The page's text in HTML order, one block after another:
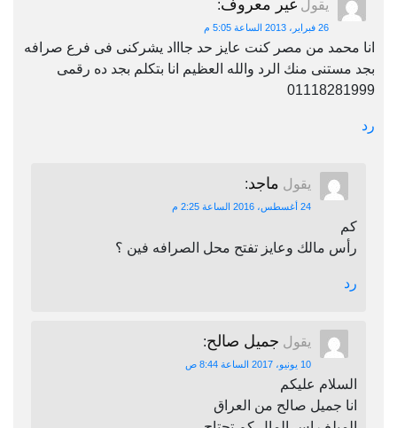
يقول غير معروف:
26 فبراير، 2013 الساعة 5:05 م
انا محمد من مصر كنت عايز حد جاااد يشركنى فى فرع صرافه
بجد مستنى منك الرد والله العظيم انا بتكلم بجد ده رقمى
01118281999
رد
يقول ماجد:
24 أغسطس، 2016 الساعة 2:25 م
كم
رأس مالك وعايز تفتح محل الصرافه فين ؟
رد
يقول جميل صالح:
10 يونيو، 2017 الساعة 8:44 ص
السلام عليكم
انا جميل صالح من العراق